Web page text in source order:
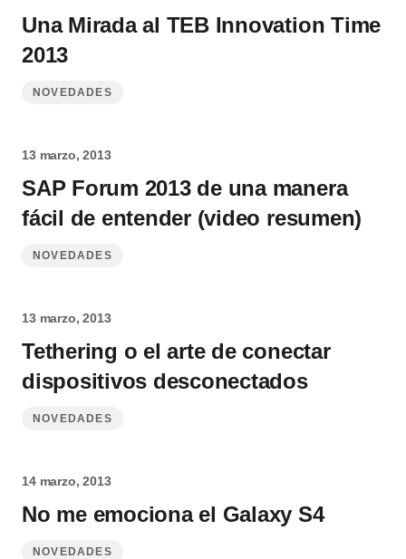
Una Mirada al TEB Innovation Time
2013
NOVEDADES
13 marzo, 2013
SAP Forum 2013 de una manera
fácil de entender (video resumen)
NOVEDADES
13 marzo, 2013
Tethering o el arte de conectar
dispositivos desconectados
NOVEDADES
14 marzo, 2013
No me emociona el Galaxy S4
NOVEDADES